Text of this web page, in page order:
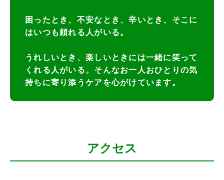
困ったとき、不安なとき、辛いとき、そこに
はいつも頼れる人がいる。
うれしいとき、楽しいときには一緒に笑って
くれる人がいる。そんなお一人おひとりの気
持ちに寄り添うケアを心がけています。
アクセス